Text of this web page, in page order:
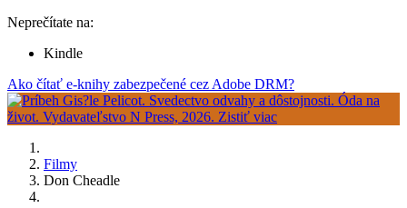
Neprečítate na:
Kindle
Ako čítať e-knihy zabezpečené cez Adobe DRM?
Filmy
Don Cheadle